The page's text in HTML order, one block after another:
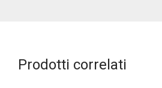
Prodotti correlati